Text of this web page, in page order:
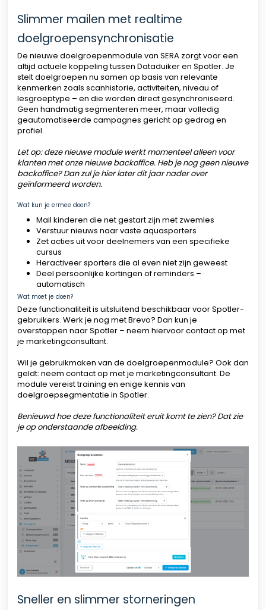
Slimmer mailen met realtime
doelgroepensynchronisatie
De nieuwe doelgroepenmodule van SERA zorgt voor een
altijd actuele koppeling tussen Dataduiker en Spotler. Je
stelt doelgroepen nu samen op basis van relevante
kenmerken zoals scanhistorie, activiteiten, niveau of
lesgroeptype – en die worden direct gesynchroniseerd.
Geen handmatig segmenteren meer, maar volledig
geautomatiseerde campagnes gericht op gedrag en
profiel.
Let op: deze nieuwe module werkt momenteel alleen voor
klanten met onze nieuwe backoffice. Heb je nog geen nieuwe
backoffice? Dan zul je hier later dit jaar nader over
geïnformeerd worden.
Wat kun je ermee doen?
Mail kinderen die net gestart zijn met zwemles
Verstuur nieuws naar vaste aquasporters
Zet acties uit voor deelnemers van een specifieke
cursus
Heractiveer sporters die al even niet zijn geweest
Deel persoonlijke kortingen of reminders –
automatisch
Wat moet je doen?
Deze functionaliteit is uitsluitend beschikbaar voor Spotler-
gebruikers. Werk je nog met Brevo? Dan kun je
overstappen naar Spotler – neem hiervoor contact op met
je marketingconsultant.
Wil je gebruikmaken van de doelgroepenmodule? Ook dan
geldt: neem contact op met je marketingconsultant. De
module vereist training en enige kennis van
doelgroepsegmentatie in Spotler.
Benieuwd hoe deze functionaliteit eruit komt te zien? Dat zie
je op onderstaande afbeelding.
Sneller en slimmer storneringen